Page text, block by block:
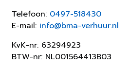
Telefoon: 0497-518430
E-mail: info@bma-verhuur.nl
KvK-nr: 63294923
BTW-nr: NL001564413B03